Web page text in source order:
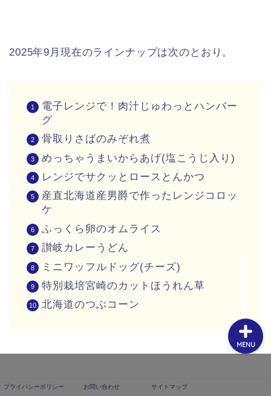
2025年9月現在のラインナップは次のとおり。
電子レンジで！肉汁じゅわっとハンバー
グ
骨取りさばのみぞれ煮
めっちゃうまいからあげ(塩こうじ入り)
レンジでサクッとロースとんかつ
産直北海道産男爵で作ったレンジコロッ
ケ
ふっくら卵のオムライス
讃岐カレーうどん
ミニワッフルドッグ(チーズ)
特別栽培宮崎のカットほうれん草
北海道のつぶコーン
プライバシーポリシー お問い合わせ サイトマップ
MENU
サイトマップ